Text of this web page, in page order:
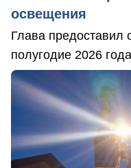
освещения
Глава предоставил
полугодие 2026 года